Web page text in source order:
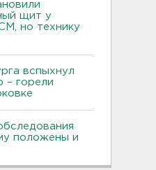
щит у
но технику
вспыхнул
горели
положены и